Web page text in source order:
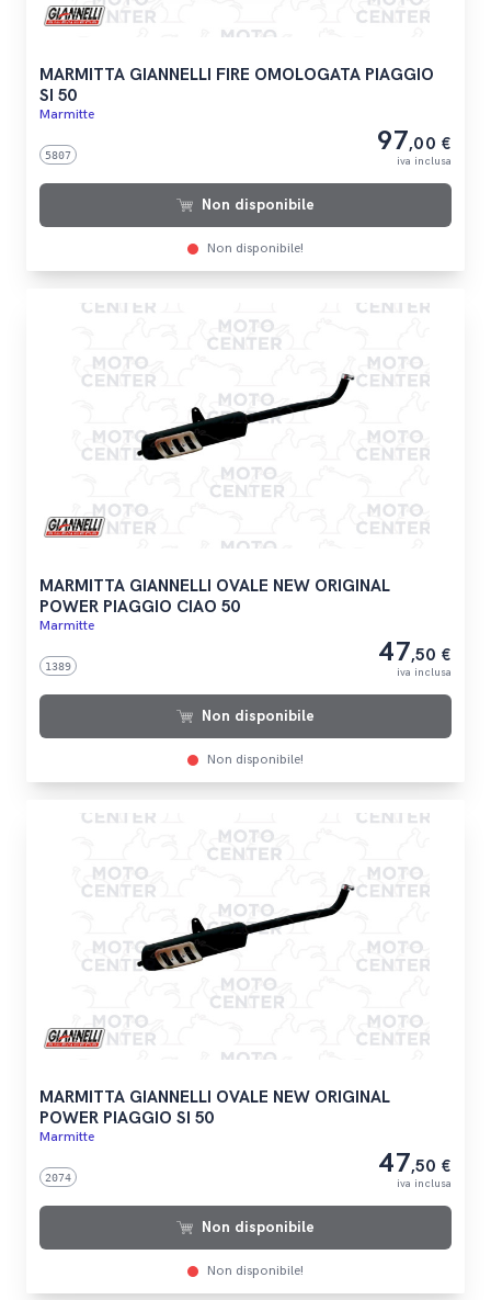
MARMITTA GIANNELLI FIRE OMOLOGATA PIAGGIO
SI 50
Marmitte
5807 97,00 €
iva inclusa
Non disponibile
Non disponibile!
MARMITTA GIANNELLI OVALE NEW ORIGINAL
POWER PIAGGIO CIAO 50
Marmitte
1389 47,50 €
iva inclusa
Non disponibile
Non disponibile!
MARMITTA GIANNELLI OVALE NEW ORIGINAL
POWER PIAGGIO SI 50
Marmitte
2074 47,50 €
iva inclusa
Non disponibile
Non disponibile!